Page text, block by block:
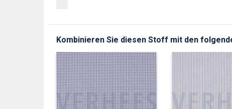
Kombinieren Sie diesen Stoff mit den